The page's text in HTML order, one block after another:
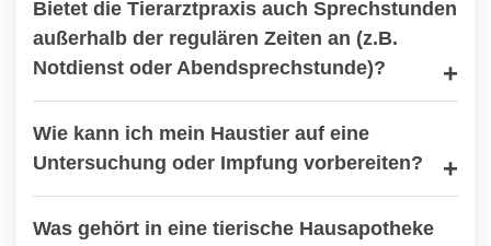
Bietet die Tierarztpraxis auch Sprechstunden
außerhalb der regulären Zeiten an (z.B.
Notdienst oder Abendsprechstunde)?
Wie kann ich mein Haustier auf eine
Untersuchung oder Impfung vorbereiten?
Was gehört in eine tierische Hausapotheke